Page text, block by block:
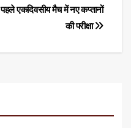
पहले एकदिवसीय मैच में नए कप्तानों
की परीक्षा